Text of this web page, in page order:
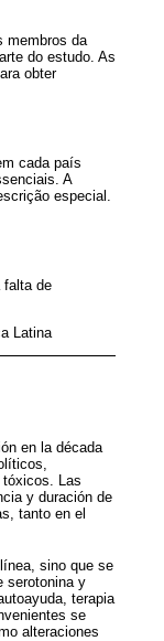
membros da
do estudo. As
obter
cada país
A
especial.
falta de
Latina
en la década
Las
y duración de
tanto en el
sino que se
serotonina y
terapia
se
alteraciones